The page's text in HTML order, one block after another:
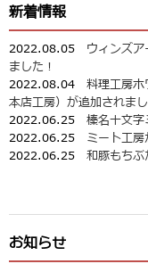
新着情報
2022.08.05 ウィンズ
ました！
2022.08.04 料理工房
本店工房）が追加されまし
2022.06.25 榛名十文
2022.06.25 ミート工
2022.06.25 和豚もちぶ
お知らせ